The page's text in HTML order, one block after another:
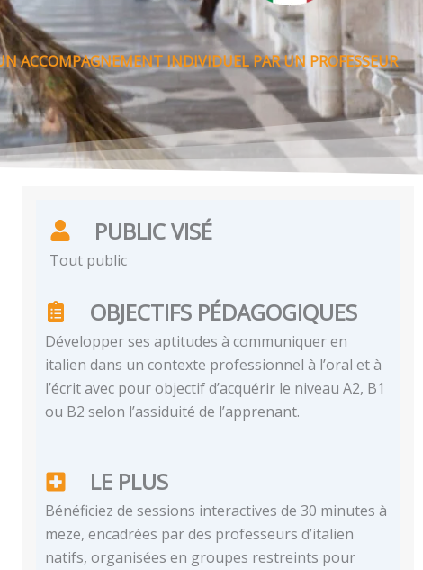
ACCOMPAGNEMENT INDIVIDUEL PAR UN PROFESSEUR
PUBLIC VISÉ
Tout public
OBJECTIFS PÉDAGOGIQUES
Développer ses aptitudes à communiquer en
italien dans un contexte professionnel à l’oral et à
l’écrit avec pour objectif d’acquérir le niveau A2, B1
ou B2 selon l’assiduité de l’apprenant.
LE PLUS
Bénéficiez de sessions interactives de 30 minutes à
meze, encadrées par des professeurs d’italien
natifs, organisées en groupes restreints pour